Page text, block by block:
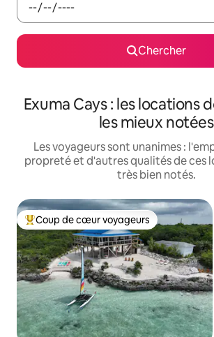
Chercher
Exuma Cays : les locations
les mieux notées
Les voyageurs sont unanimes :
propreté et d'autres qualités de ces
très bien notés.
Coup de cœur voyageurs parmi les plus
Coup de cœur voyageurs